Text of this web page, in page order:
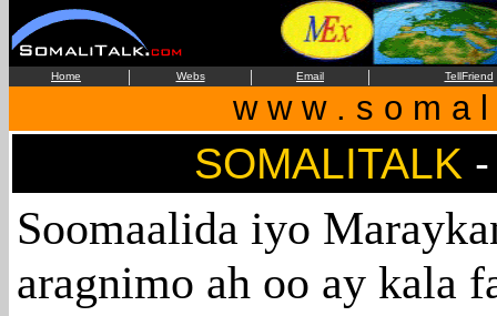
Home | Webs | Email | TellFriend
w w w . s o m a
SOMALITALK
Soomaalida iyo
aragnimo ah oo ay kala